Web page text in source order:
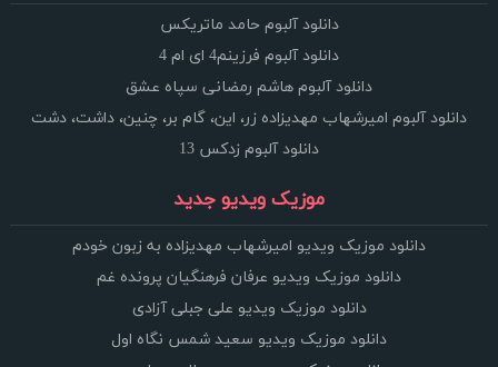
دانلود آلبوم حامد ماتریکس
دانلود آلبوم فرزینم4 ای ام 4
دانلود آلبوم هاشم رمضانی سپاه عشق
دانلود آلبوم امیرشهاب مهدیزاده زر، این، گام بر، چنین، داشت، دشت
دانلود آلبوم زدکس 13
موزیک ویدیو جدید
دانلود موزیک ویدیو امیرشهاب مهدیزاده به زبون خودم
دانلود موزیک ویدیو عرفان فرهنگیان پرونده غم
دانلود موزیک ویدیو علی جبلی آزادی
دانلود موزیک ویدیو سعید شمس نگاه اول